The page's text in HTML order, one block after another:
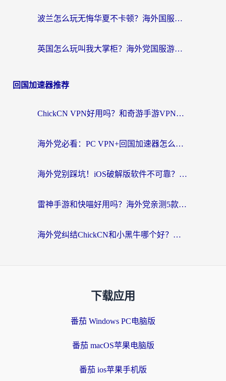
波兰怎么玩无悔华夏不卡顿？海外国服游戏加速器终极指南（附征途2萤火突击解决方案）
英国怎么玩叫我大掌柜？海外党国服游戏加速避坑指南（附实测推荐）
回国加速器推荐
ChickCN VPN好用吗？和奇游手游VPN对比哪个回国效果更好？海外党亲测实用指南
海外党必看：PC VPN+回国加速器怎么选？无缝访问国内资源全攻略
海外党别踩坑！iOS破解版软件不可靠？教你选对回国加速器无缝看国内资源
雷神手游和快喵好用吗？海外党亲测5款回国加速器，附斧牛Bling对比+微信视频号解决办法
海外党纠结ChickCN和小黑牛哪个好？一篇帮你选对回国加速器的实用指南
下载应用
番茄 Windows PC电脑版
番茄 macOS苹果电脑版
番茄 ios苹果手机版